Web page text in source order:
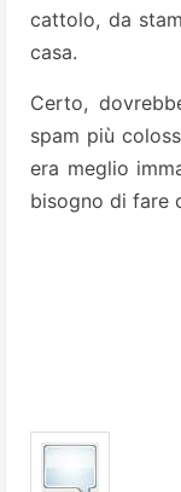
cattolo, da
casa.
Certo,
spam più
era meglio
bisogno di fare